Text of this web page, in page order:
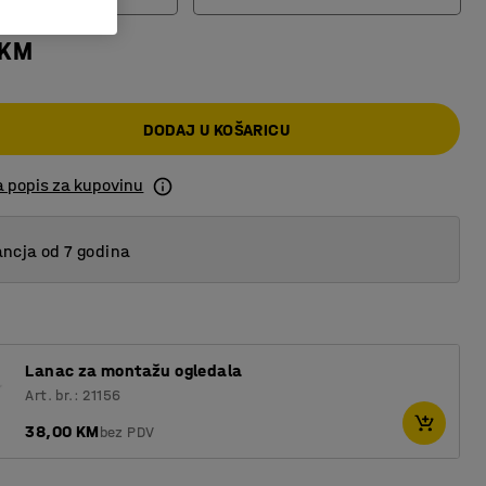
40-50
DODAJ U KOŠARICU
popis za kupovinu
od 7 godina
Lanac za montažu ogledala
Art. br.: 21156
38,00 KMbez PDV